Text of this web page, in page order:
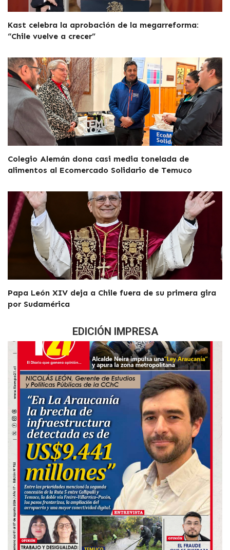
Kast celebra la aprobación de la megarreforma:
“Chile vuelve a crecer”
Colegio Alemán dona casi media tonelada de
alimentos al Ecomercado Solidario de Temuco
Papa León XIV deja a Chile fuera de su primera gira
por Sudamérica
EDICIÓN IMPRESA